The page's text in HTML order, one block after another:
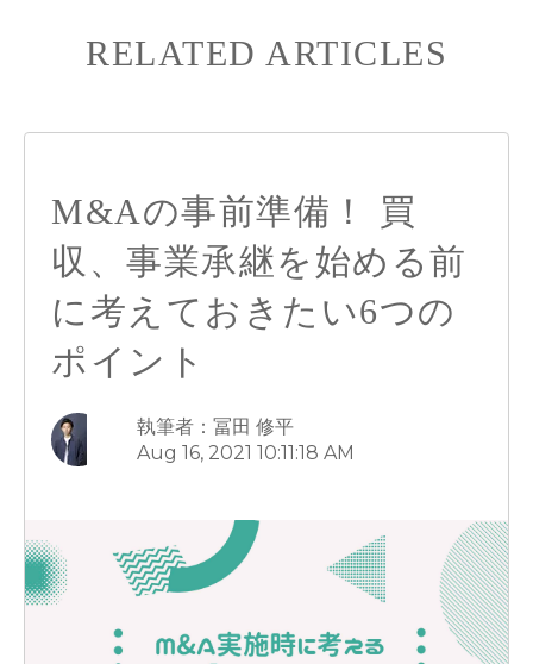
RELATED ARTICLES
M&Aの事前準備！ 買
収、事業承継を始める前
に考えておきたい6つの
ポイント
執筆者：冨田 修平
Aug 16, 2021 10:11:18 AM